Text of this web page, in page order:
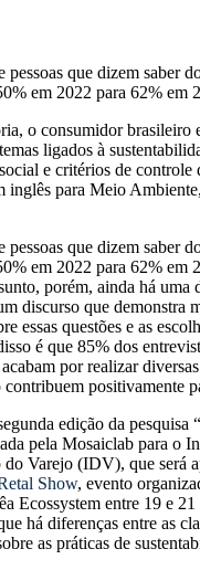
pessoas que dizem saber
em 2022 para 62% em
o consumidor brasileiro
ligados à
e critérios de controle
inglês para Meio
pessoas que dizem saber
em 2022 para 62% em
porém, ainda há uma
discurso que demonstra
essas questões e as
é que 85% dos
por realizar
positivamente
edição da pesquisa
pela Mosaiclab para o
Varejo (IDV), que será
Show, evento
Ecossystem entre 19 e 21
há diferenças entre as
as práticas de